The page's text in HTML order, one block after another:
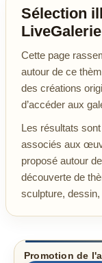
Sélection
LiveGalerie
Cette page
autour de ce
des créations
d’accéder aux
Les résultats
associés aux
proposé autour
découverte de
sculpture,
Promotion de